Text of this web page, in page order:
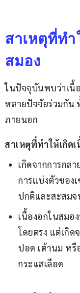
สาเหตุที่ทำ
สมอง
ในปัจจุบันพบว่าเนื้
หลายปัจจัยร่วมกัน
ภายนอก
สาเหตุที่ทำให้เกิด
เกิดจากการกล
การแบ่งตัวของ
ปกติและสะสมจ
เนื้องอกในสมอ
โดยตรง แต่เกิด
ปอด เต้านม หรื
กระแสเลือด